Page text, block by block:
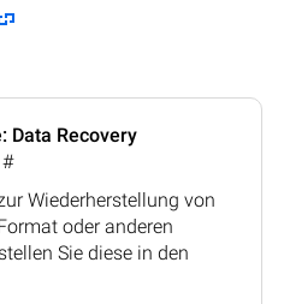
Data Recovery
#
Wiederherstellung von
oder anderen
Sie diese in den